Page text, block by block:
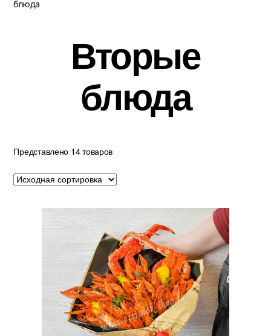
блюда
Вторые
блюда
Представлено 14 товаров